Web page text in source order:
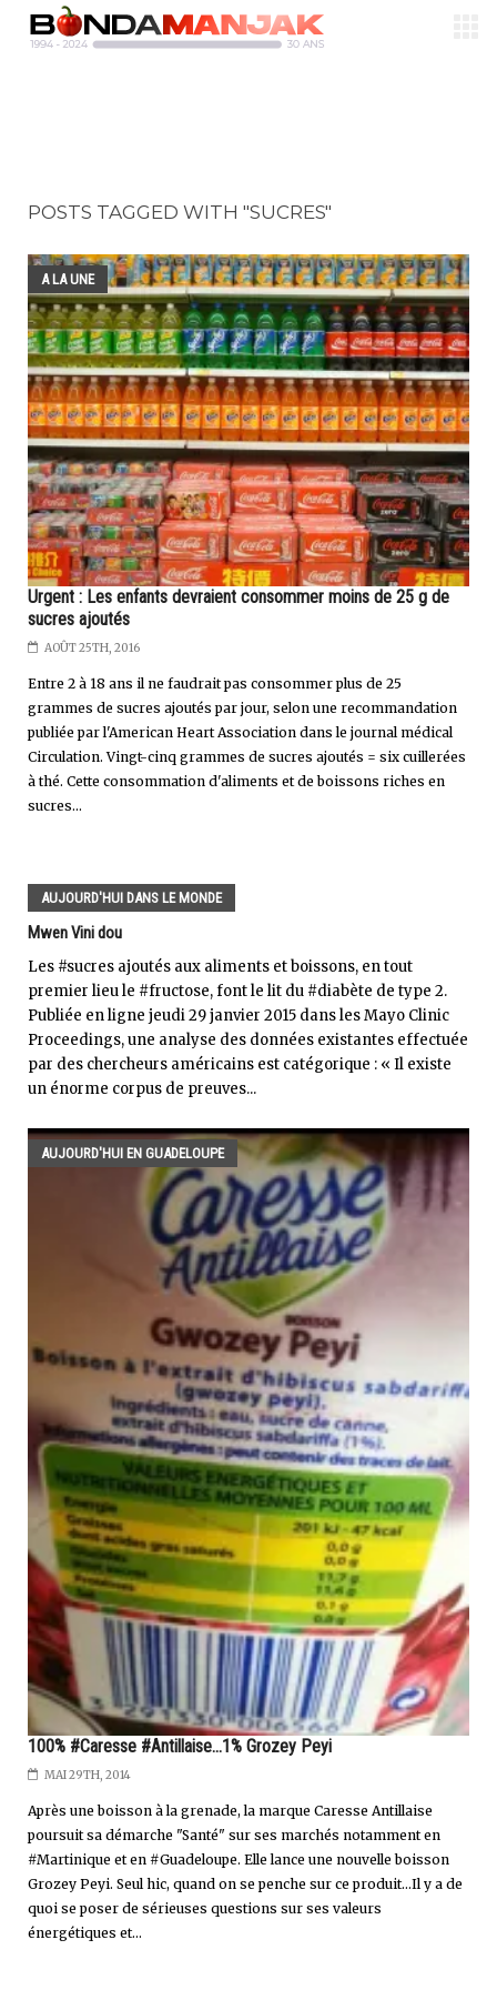
POSTS TAGGED WITH "SUCRES"
A LA UNE
Urgent : Les enfants devraient consommer moins de 25 g de
sucres ajoutés
AOÛT 25TH, 2016
Entre 2 à 18 ans il ne faudrait pas consommer plus de 25
grammes de sucres ajoutés par jour, selon une recommandation
publiée par l'American Heart Association dans le journal médical
Circulation. Vingt-cinq grammes de sucres ajoutés = six cuillerées
à thé. Cette consommation d'aliments et de boissons riches en
sucres...
AUJOURD'HUI DANS LE MONDE
Mwen Vini dou
Les #sucres ajoutés aux aliments et boissons, en tout
premier lieu le #fructose, font le lit du #diabète de type 2.
Publiée en ligne jeudi 29 janvier 2015 dans les Mayo Clinic
Proceedings, une analyse des données existantes effectuée
par des chercheurs américains est catégorique : « Il existe
un énorme corpus de preuves...
AUJOURD'HUI EN GUADELOUPE
100% #Caresse #Antillaise...1% Grozey Peyi
MAI 29TH, 2014
Après une boisson à la grenade, la marque Caresse Antillaise
poursuit sa démarche "Santé" sur ses marchés notamment en
#Martinique et en #Guadeloupe. Elle lance une nouvelle boisson
Grozey Peyi. Seul hic, quand on se penche sur ce produit...Il y a de
quoi se poser de sérieuses questions sur ses valeurs
énergétiques et...